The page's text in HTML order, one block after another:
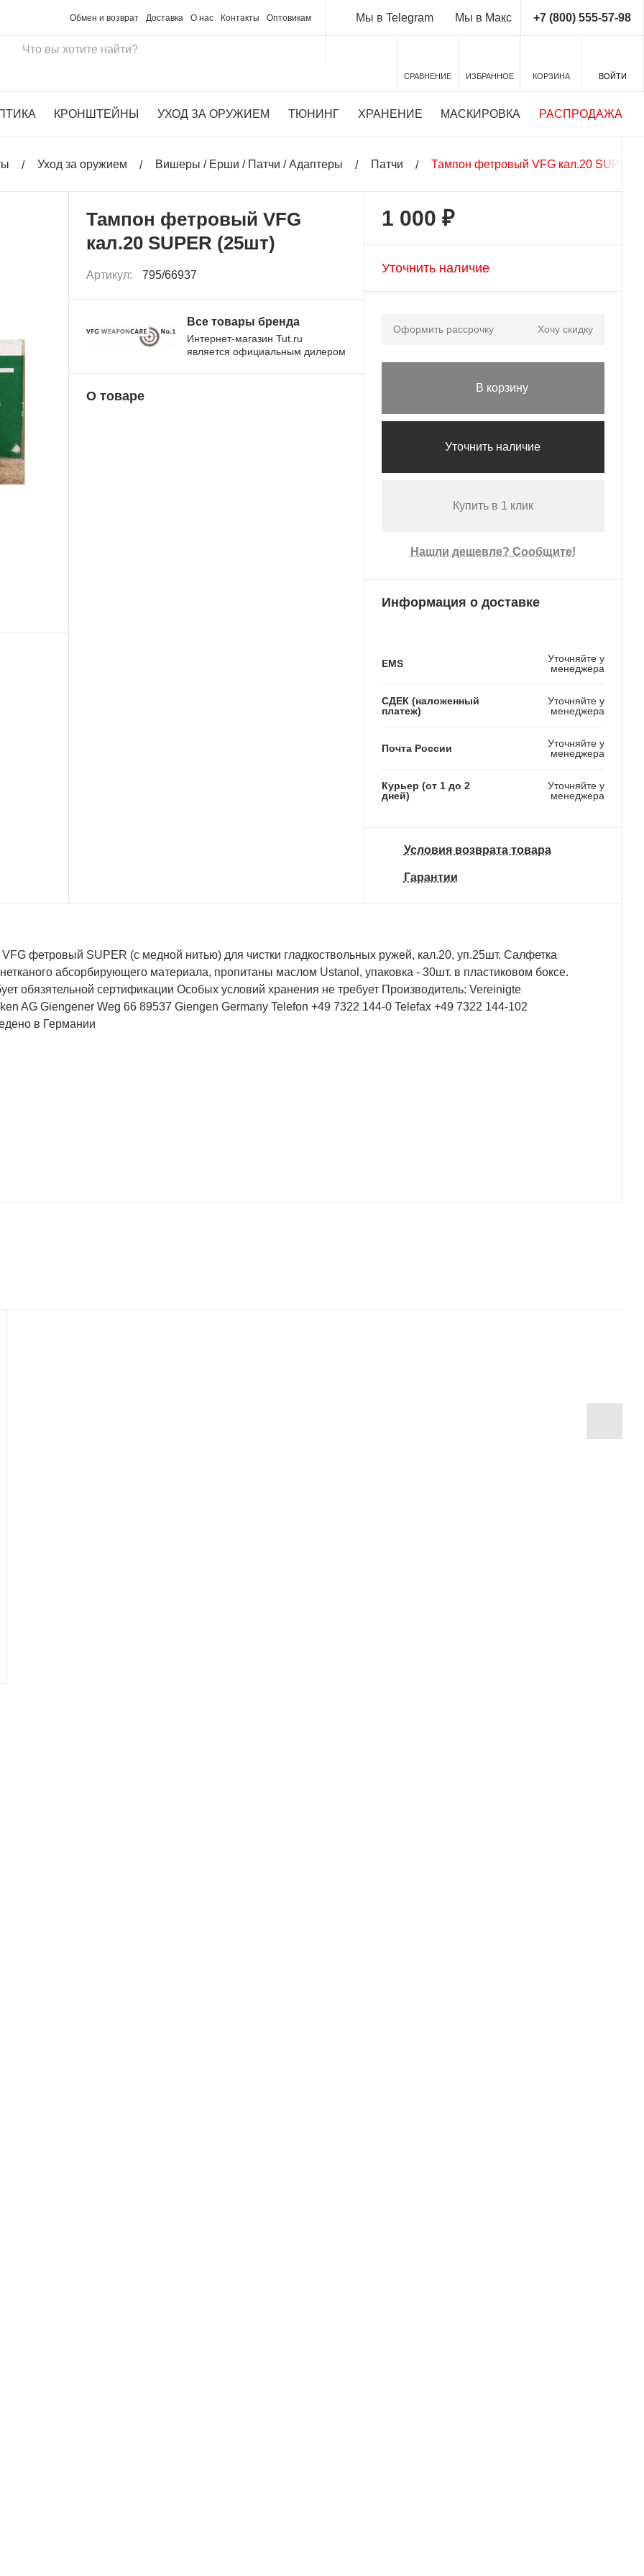
Обмен и возврат Доставка О нас Контакты Оптовикам Мы в Telegram Мы в Макс +7 (800) 555-57-98
СРАВНЕНИЕ ИЗБРАННОЕ КОРЗИНА ВОЙТИ
КРОНШТЕЙНЫ УХОД ЗА ОРУЖИЕМ ТЮНИНГ ХРАНЕНИЕ МАСКИРОВКА РАСПРОДАЖА
Уход за оружием Вишеры / Ерши / Патчи / Адаптеры Патчи Тампон фетровый VFG кал.20 SUPER
Тампон фетровый VFG
кал.20 SUPER (25шт)
Артикул: 795/66937
Все товары бренда
Интернет-магазин Tut.ru
является официальным дилером
О товаре
1 000 ₽
Уточнить наличие
Оформить рассрочку Хочу скидку
В корзину
Уточнить наличие
Купить в 1 клик
Нашли дешевле? Сообщите!
Информация о доставке
EMS
Уточняйте у
менеджера
СДЕК (наложенный
платеж)
Уточняйте у
менеджера
Почта России
Уточняйте у
менеджера
Курьер (от 1 до 2
дней)
Уточняйте у
менеджера
Условия возврата товара
Гарантии
фетровый SUPER (с медной нитью) для чистки гладкоствольных ружей, кал.20, уп.25шт. Салфетка
абсорбирующего материала, пропитаны маслом Ustanol, упаковка - 30шт. в пластиковом боксе.
обязятельной сертификации Особых условий хранения не требует Производитель: Vereinigte
AG Giengener Weg 66 89537 Giengen Germany Telefon +49 7322 144-0 Telefax +49 7322 144-102
в Германии